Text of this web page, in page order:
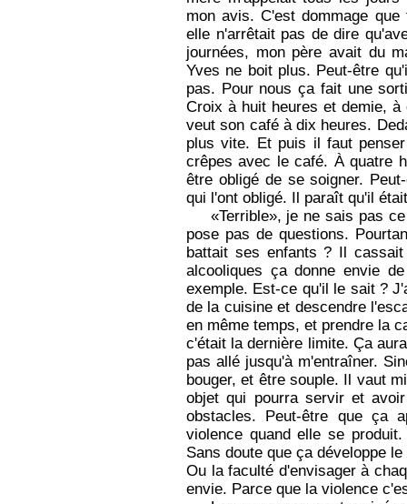
mon avis. C'est dommage
elle n'arrêtait pas de dire
journées, mon père avait du
Yves ne boit plus. Peut-être
pas. Pour nous ça fait une
Croix à huit heures et demie,
veut son café à dix heures.
plus vite. Et puis il faut
crêpes avec le café. À quatre
être obligé de se soigner.
qui l'ont obligé. Il paraît qu'il
«Terrible», je ne sais pas
pose pas de questions.
battait ses enfants ? Il
alcooliques ça donne envie
exemple. Est-ce qu'il le sait ?
de la cuisine et descendre
en même temps, et prendre la
c'était la dernière limite. Ça
pas allé jusqu'à m'entraîner.
bouger, et être souple. Il vaut
objet qui pourra servir et
obstacles. Peut-être que ça
violence quand elle se
Sans doute que ça développe
Ou la faculté d'envisager à
envie. Parce que la violence